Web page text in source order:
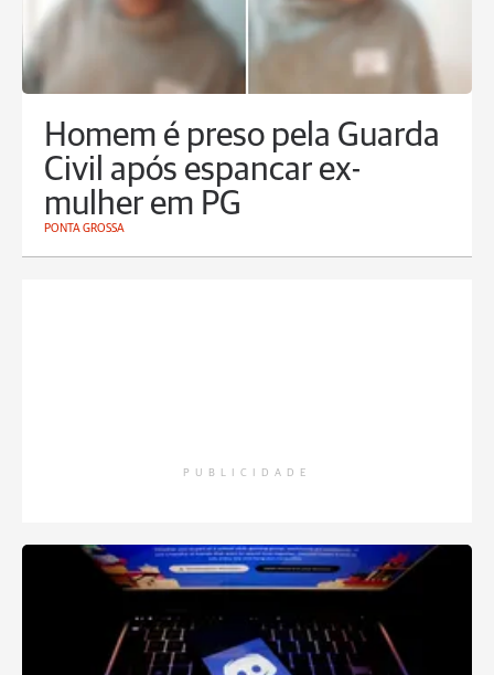
Homem é preso pela Guarda
Civil após espancar ex-
mulher em PG
PONTA GROSSA
PUBLICIDADE